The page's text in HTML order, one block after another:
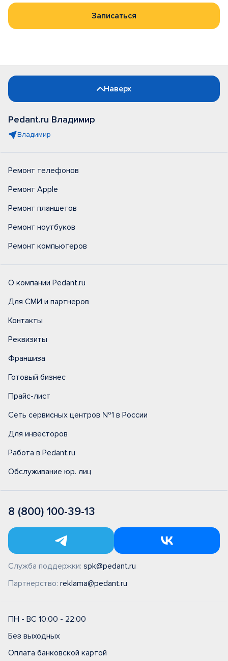
Записаться
Наверх
Pedant.ru Владимир
Владимир
Ремонт телефонов
Ремонт Apple
Ремонт планшетов
Ремонт ноутбуков
Ремонт компьютеров
О компании Pedant.ru
Для СМИ и партнеров
Контакты
Реквизиты
Франшиза
Готовый бизнес
Прайс-лист
Сеть сервисных центров №1 в России
Для инвесторов
Работа в Pedant.ru
Обслуживание юр. лиц
8 (800) 100-39-13
Служба поддержки: spk@pedant.ru
Партнерство: reklama@pedant.ru
ПН - ВС 10:00 - 22:00
Без выходных
Оплата банковской картой